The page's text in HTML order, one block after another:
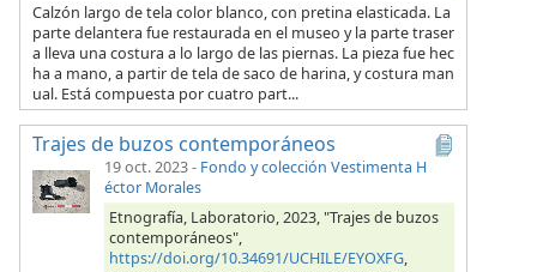
Calzón largo de tela color blanco, con pretina elasticada. La
parte delantera fue restaurada en el museo y la parte traser
a lleva una costura a lo largo de las piernas. La pieza fue hec
ha a mano, a partir de tela de saco de harina, y costura man
ual. Está compuesta por cuatro part...
Trajes de buzos contemporáneos
19 oct. 2023- Fondo y colección Vestimenta H
éctor Morales
Etnografía, Laboratorio, 2023, "Trajes de buzos
contemporáneos",
https://doi.org/10.34691/UCHILE/EYOXFG,